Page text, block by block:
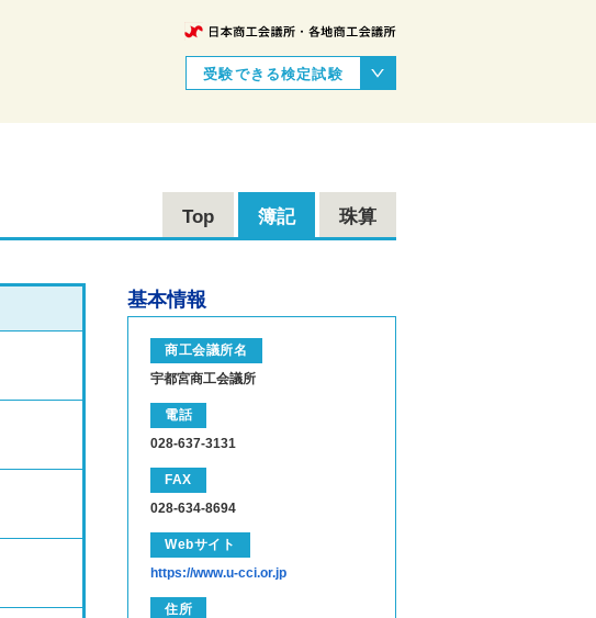
受験できる検定試験
Top 簿記 珠算
基本情報
商工会議所名
宇都宮商工会議所
電話
028-637-3131
FAX
028-634-8694
Webサイト
https://www.u-cci.or.jp
住所